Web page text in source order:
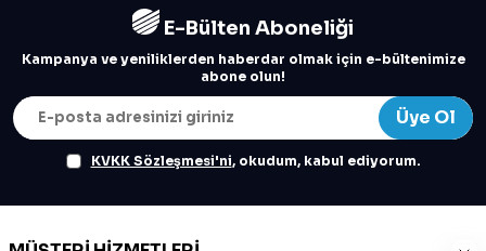
E-Bülten Aboneliği
Kampanya ve yeniliklerden haberdar olmak için e-bültenimize
abone olun!
Üye Ol
KVKK Sözleşmesi'ni, okudum, kabul ediyorum.